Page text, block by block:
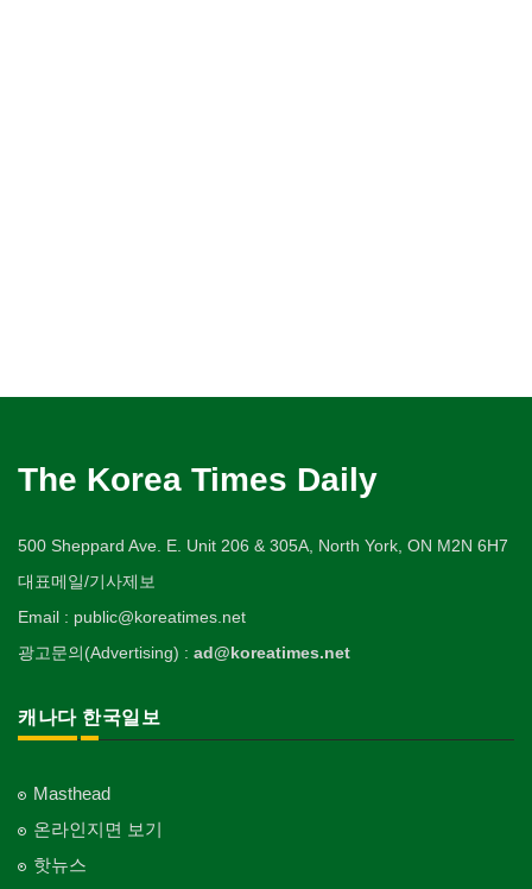
The Korea Times Daily
500 Sheppard Ave. E. Unit 206 & 305A, North York, ON M2N 6H7
대표메일/기사제보
Email : public@koreatimes.net
광고문의(Advertising) : ad@koreatimes.net
캐나다 한국일보
Masthead
온라인지면 보기
핫뉴스